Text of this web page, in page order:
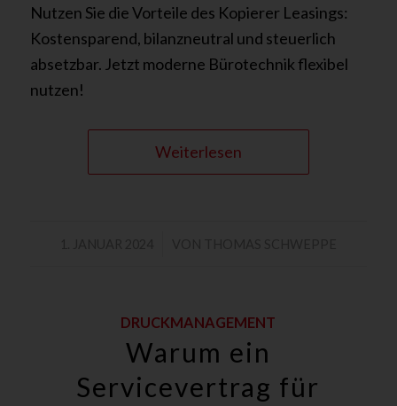
Nutzen Sie die Vorteile des Kopierer Leasings:
Kostensparend, bilanzneutral und steuerlich
absetzbar. Jetzt moderne Bürotechnik flexibel
nutzen!
Weiterlesen
DRUCKMANAGEMENT
Warum ein
Servicevertrag für